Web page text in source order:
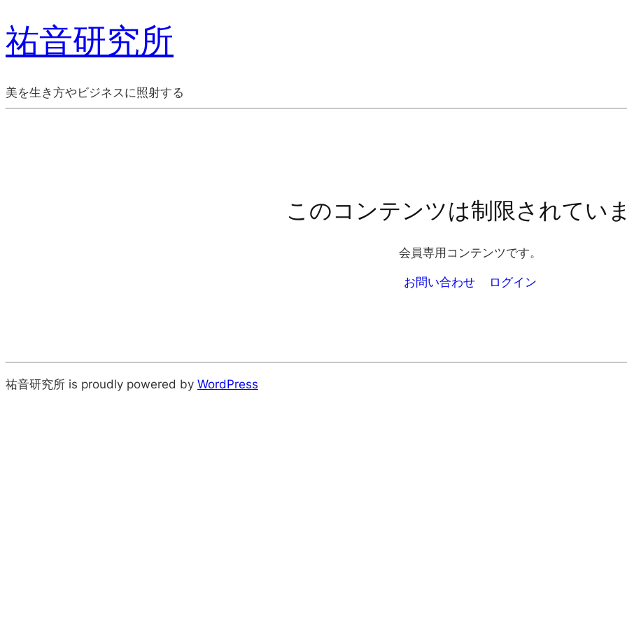
祐音研究所
美を生き方やビジネスに照射する
このコンテンツは制限されてい
会員専用コンテンツです。
お問い合わせ ログイン
祐音研究所 is proudly powered by WordPress